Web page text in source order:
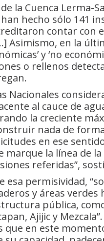
la Cuenca
han hecho sólo 141
contar con
Asimismo, en la
y ‘no
o rellenos
Nacionales
al cauce de
la creciente
nada de
en ese
marque la línea de
referidas”,
esa permisividad,
y áreas
pública,
Ajijic y
que en este